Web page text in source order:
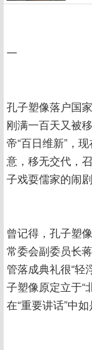
一
孔子塑像落户国
刚满一百天又被
帝“百日维新”，
意，移无交代，
子戏耍儒家的闹剧
曾记得，孔子塑
常委会副委员长
管落成典礼很“轻
子塑像原定立于“
在“重要讲话”中如